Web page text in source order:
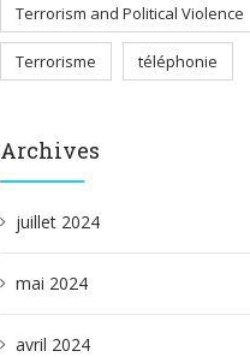
Terrorism and Political Violence
Terrorisme téléphonie
Archives
juillet 2024
mai 2024
avril 2024